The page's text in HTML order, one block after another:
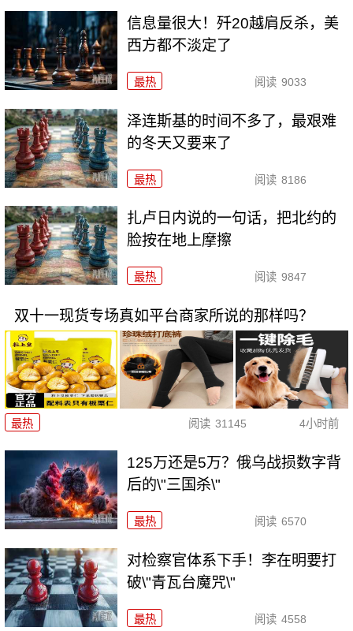
信息量很大！歼20越肩反杀，美
西方都不淡定了
最热 阅读 9033
泽连斯基的时间不多了，最艰难
的冬天又要来了
最热 阅读 8186
扎卢日内说的一句话，把北约的
脸按在地上摩擦
最热 阅读 9847
双十一现货专场真如平台商家所说的那样吗？
最热 阅读 31145 4小时前
125万还是5万？俄乌战损数字背
后的\"三国杀\"
最热 阅读 6570
对检察官体系下手！李在明要打
破\"青瓦台魔咒\"
最热 阅读 4558